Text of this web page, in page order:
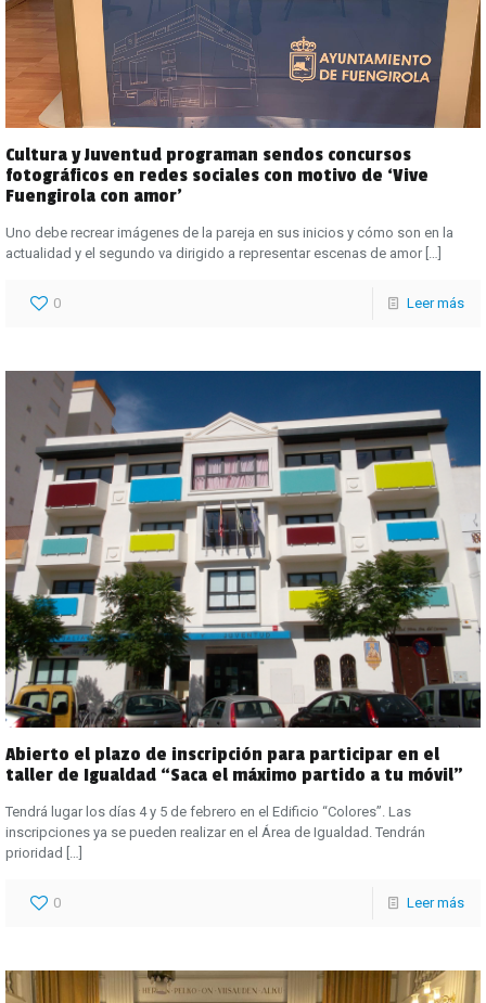
Cultura y Juventud programan sendos concursos
fotográficos en redes sociales con motivo de ‘Vive
Fuengirola con amor’
Uno debe recrear imágenes de la pareja en sus inicios y cómo son en la
actualidad y el segundo va dirigido a representar escenas de amor […]
0 Leer más
Abierto el plazo de inscripción para participar en el
taller de Igualdad “Saca el máximo partido a tu móvil”
Tendrá lugar los días 4 y 5 de febrero en el Edificio “Colores”. Las
inscripciones ya se pueden realizar en el Área de Igualdad. Tendrán
prioridad […]
0 Leer más